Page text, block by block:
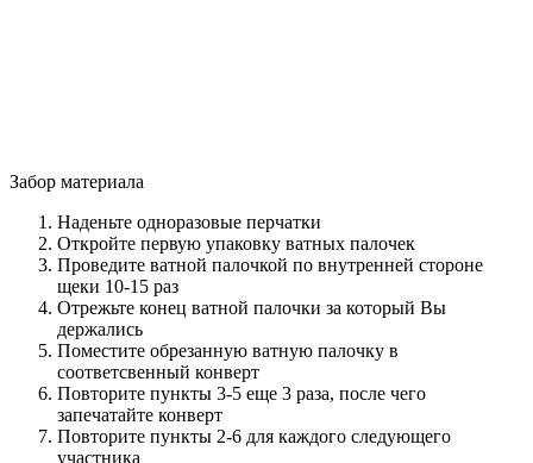
Забор материала
Наденьте одноразовые перчатки
Откройте первую упаковку ватных палочек
Проведите ватной палочкой по внутренней стороне
щеки 10-15 раз
Отрежьте конец ватной палочки за который Вы
держались
Поместите обрезанную ватную палочку в
соответсвенный конверт
Повторите пункты 3-5 еще 3 раза, после чего
запечатайте конверт
Повторите пункты 2-6 для каждого следующего
участника